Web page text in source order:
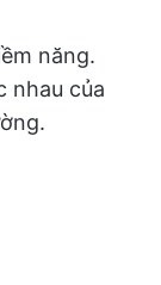
năng.
nhau của